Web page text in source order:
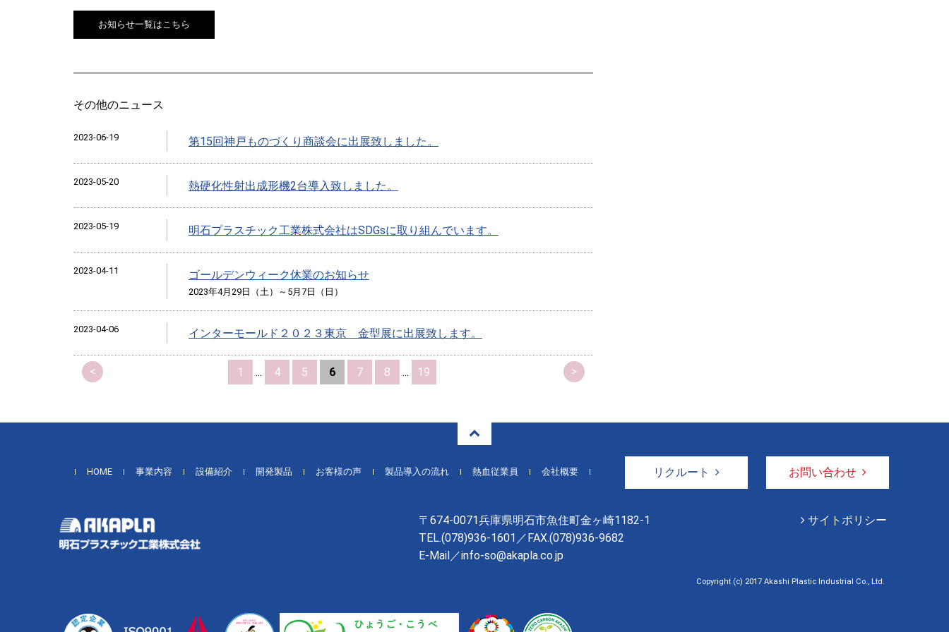
お知らせ一覧はこちら
その他のニュース
2023-06-19 第15回神戸ものづくり商談会に出展致しました。
2023-05-20 熱硬化性射出成形機2台導入致しました。
2023-05-19 明石プラスチック工業株式会社はSDGsに取り組んでいます。
2023-04-11 ゴールデンウィーク休業のお知らせ
2023年4月29日（土）～5月7日（日）
2023-04-06 インターモールド２０２３東京 金型展に出展致します。
< 1 ... 4 5 6 7 8 ... 19 >
HOME 事業内容 設備紹介 開発製品 お客様の声 製品導入の流れ 熱血従業員 会社概要 リクルート お問い合わせ
〒674-0071兵庫県明石市魚住町金ヶ崎1182-1
TEL.(078)936-1601 ／FAX.(078)936-9682
E-Mail／info-so@akapla.co.jp
サイトポリシー
Copyright (c) 2017 Akashi Plastic Industrial Co., Ltd.